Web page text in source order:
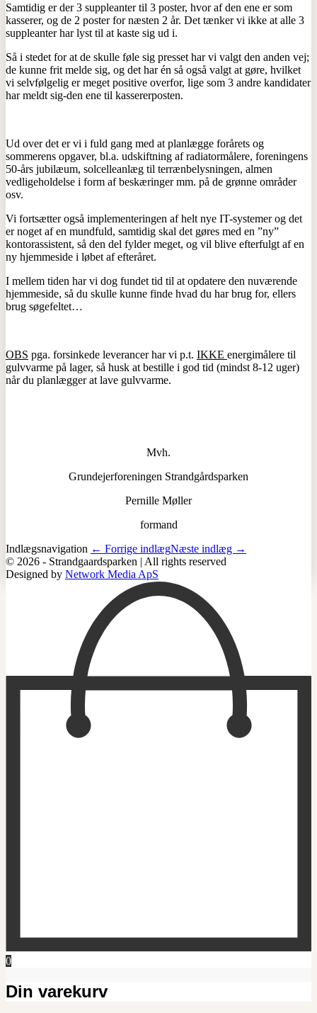
Samtidig er der 3 suppleanter til 3 poster, hvor af den ene er som
kasserer, og de 2 poster for næsten 2 år. Det tænker vi ikke at alle 3
suppleanter har lyst til at kaste sig ud i.
Så i stedet for at de skulle føle sig presset har vi valgt den anden vej;
de kunne frit melde sig, og det har én så også valgt at gøre, hvilket
vi selvfølgelig er meget positive overfor, lige som 3 andre kandidater
har meldt sig-den ene til kassererposten.
Ud over det er vi i fuld gang med at planlægge forårets og
sommerens opgaver, bl.a. udskiftning af radiatormålere, foreningens
50-års jubilæum, solcelleanlæg til terrænbelysningen, almen
vedligeholdelse i form af beskæringer mm. på de grønne områder
osv.
Vi fortsætter også implementeringen af helt nye IT-systemer og det
er noget af en mundfuld, samtidig skal det gøres med en ”ny”
kontorassistent, så den del fylder meget, og vil blive efterfulgt af en
ny hjemmeside i løbet af efteråret.
I mellem tiden har vi dog fundet tid til at opdatere den nuværende
hjemmeside, så du skulle kunne finde hvad du har brug for, ellers
brug søgefeltet…
OBS pga. forsinkede leverancer har vi p.t. IKKE energimålere til
gulvvarme på lager, så husk at bestille i god tid (mindst 8-12 uger)
når du planlægger at lave gulvvarme.
Mvh.
Grundejerforeningen Strandgårdsparken
Pernille Møller
formand
Indlægsnavigation ← Forrige indlægNæste indlæg →
© 2026 - Strandgaardsparken | All rights reserved
Designed by Network Media ApS
0
Din varekurv